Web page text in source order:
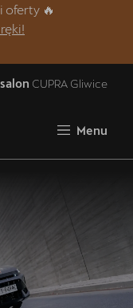
oferty 🔥
CUPRA Gliwice
Menu